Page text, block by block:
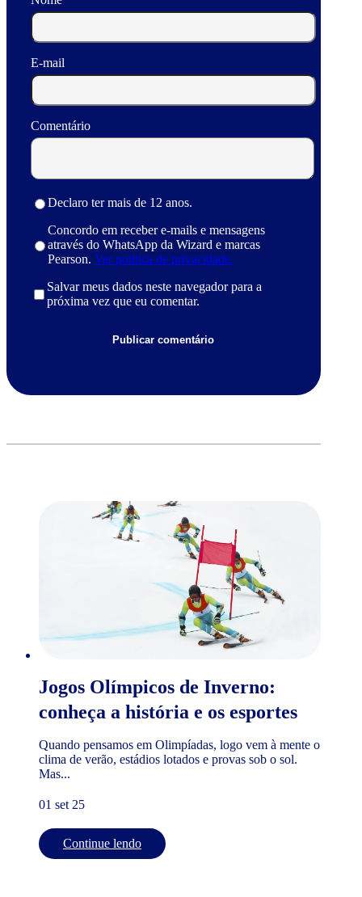
E-mail
Comentário
Declaro ter mais de 12 anos.
Concordo em receber e-mails e mensagens
através do WhatsApp da Wizard e marcas
Pearson. Ver política de privacidade.
Salvar meus dados neste navegador para a
próxima vez que eu comentar.
Jogos Olímpicos de Inverno:
conheça a história e os esportes
Quando pensamos em Olimpíadas, logo vem à mente o
clima de verão, estádios lotados e provas sob o sol.
Mas...
01 set 25
Continue lendo